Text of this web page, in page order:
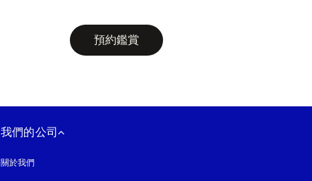
預約鑑賞
我們的公司
關於我們